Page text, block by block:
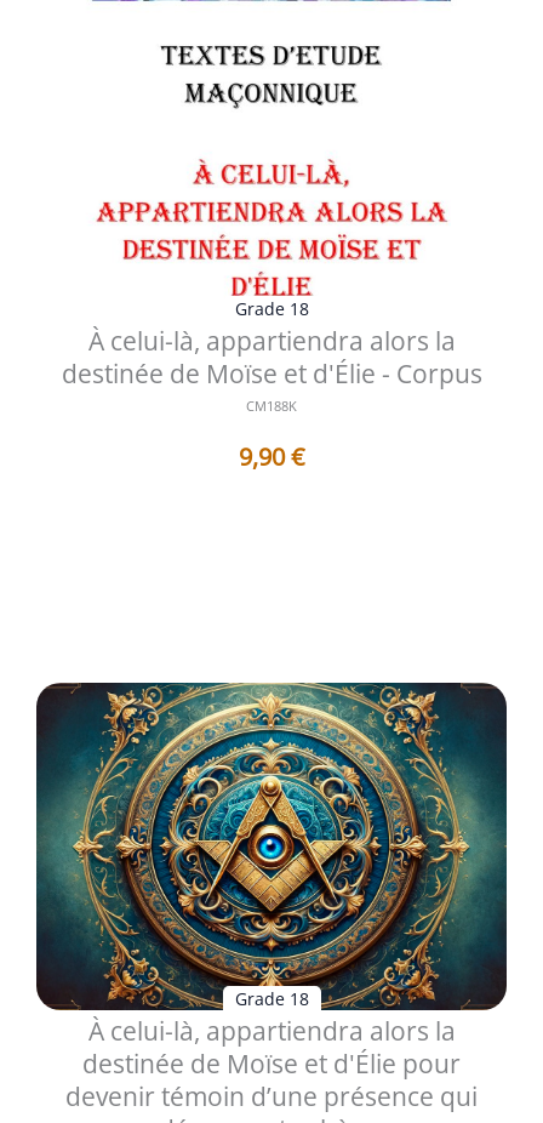
Grade 18
À celui-là, appartiendra alors la
destinée de Moïse et d'Élie - Corpus
CM188K
9,90€
Grade 18
À celui-là, appartiendra alors la
destinée de Moïse et d'Élie pour
devenir témoin d’une présence qui